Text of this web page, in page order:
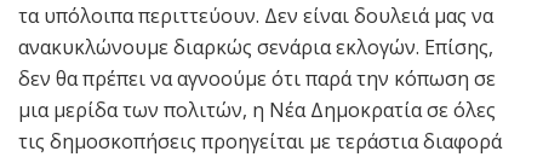
τα υπόλοιπα περιττεύουν. Δεν είναι δουλειά μας να
ανακυκλώνουμε διαρκώς σενάρια εκλογών. Επίσης,
δεν θα πρέπει να αγνοούμε ότι παρά την κόπωση σε
μια μερίδα των πολιτών, η Νέα Δημοκρατία σε όλες
τις δημοσκοπήσεις προηγείται με τεράστια διαφορά